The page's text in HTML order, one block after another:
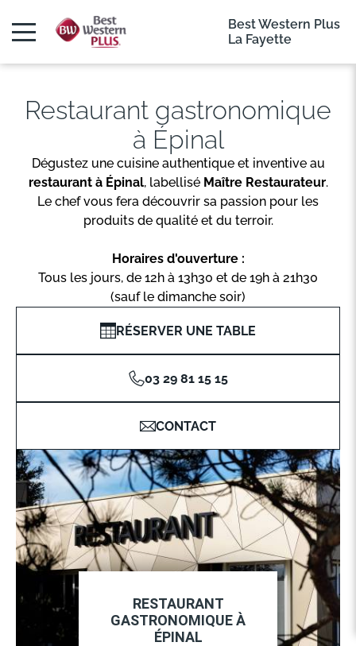
Best Western Plus
La Fayette
Restaurant gastronomique
à Épinal
Dégustez une cuisine authentique et inventive au
restaurant à Épinal, labellisé Maître Restaurateur.
Le chef vous fera découvrir sa passion pour les
produits de qualité et du terroir.
Horaires d'ouverture :
Tous les jours, de 12h à 13h30 et de 19h à 21h30
(sauf le dimanche soir)
RÉSERVER UNE TABLE
03 29 81 15 15
CONTACT
RESTAURANT
GASTRONOMIQUE À
ÉPINAL